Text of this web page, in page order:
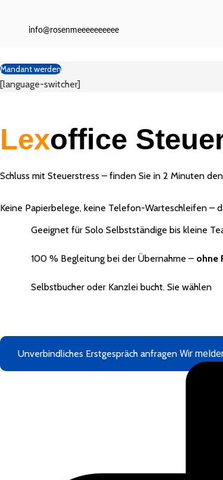
info@rosenmeeeeeeeeee
Mandant werden
[language-switcher]
Lexoffice
Schluss mit Steuerstress – finden Sie in 2 Minuten
Keine Papierbelege, keine Telefon-Warteschleifen –
Geeignet für Solo Selbstständige bis kleine
100 % Begleitung bei der Übernahme – ohne
Selbstbucher oder Kanzlei bucht. Sie wählen
Unverbindliches Erstgespräch anfragen Wir